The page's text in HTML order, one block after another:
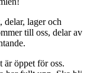
delar, lager och
till oss, delar av
är öppet för oss.